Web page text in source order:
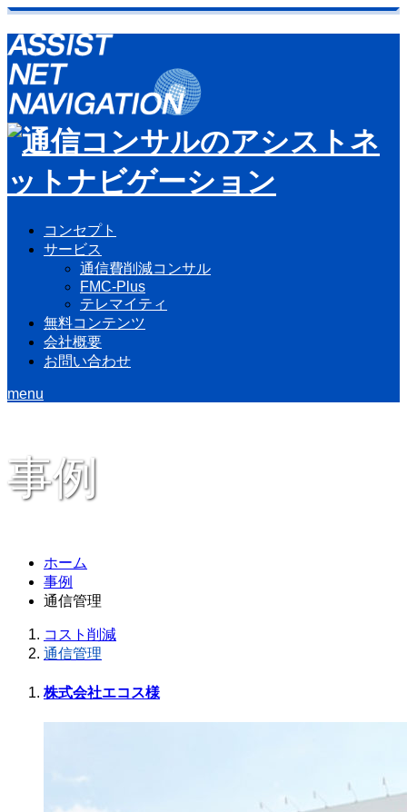
コンセプト
サービス
通信費削減コンサル
FMC-Plus
テレマイティ
無料コンテンツ
会社概要
お問い合わせ
menu
事例
ホーム
事例
通信管理
コスト削減
通信管理
株式会社エコス様